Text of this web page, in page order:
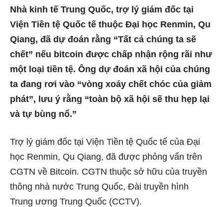
Nhà kinh tế Trung Quốc, trợ lý giám đốc tại
Viện Tiền tệ Quốc tế thuộc Đại học Renmin, Qu
Qiang, đã dự đoán rằng “Tất cả chúng ta sẽ
chết” nếu bitcoin được chấp nhận rộng rãi như
một loại tiền tệ. Ông dự đoán xã hội của chúng
ta đang rơi vào “vòng xoáy chết chóc của giảm
phát”, lưu ý rằng “toàn bộ xã hội sẽ thu hẹp lại
và tự bùng nổ.”
Trợ lý giám đốc tại Viện Tiền tệ Quốc tế của Đại
học Renmin, Qu Qiang, đã được phỏng vấn trên
CGTN về Bitcoin. CGTN thuộc sở hữu của truyền
thông nhà nước Trung Quốc, Đài truyền hình
Trung ương Trung Quốc (CCTV).